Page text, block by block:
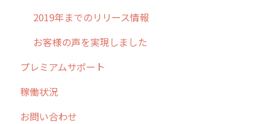
2019年までのリリース情報
お客様の声を実現しました
プレミアムサポート
稼働状況
お問い合わせ